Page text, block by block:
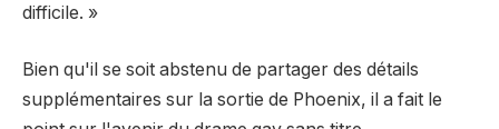
difficile. »
Bien qu'il se soit abstenu de partager des détails
supplémentaires sur la sortie de Phoenix, il a fait le